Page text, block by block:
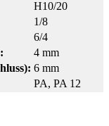
H10/20
1/8
6/4
4 mm
6 mm
PA, PA 12